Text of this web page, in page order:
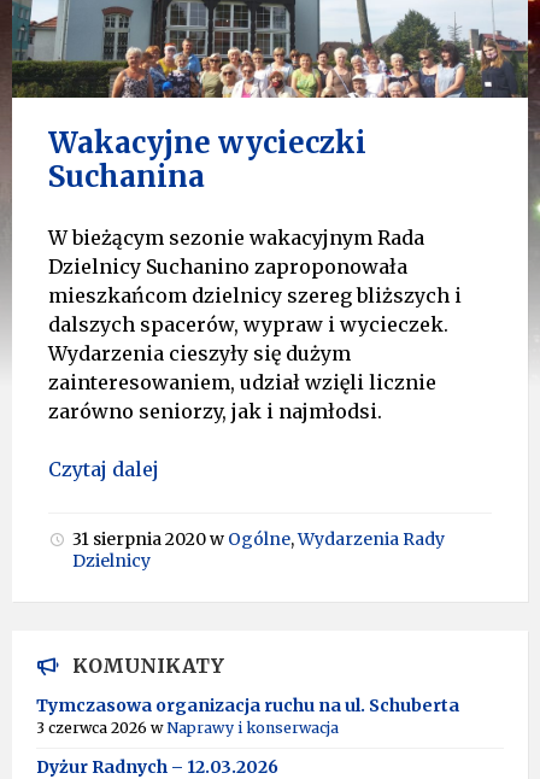
Wakacyjne wycieczki
Suchanina
W bieżącym sezonie wakacyjnym Rada
Dzielnicy Suchanino zaproponowała
mieszkańcom dzielnicy szereg bliższych i
dalszych spacerów, wypraw i wycieczek.
Wydarzenia cieszyły się dużym
zainteresowaniem, udział wzięli licznie
zarówno seniorzy, jak i najmłodsi.
Czytaj dalej
31 sierpnia 2020w Ogólne,Wydarzenia Rady
Dzielnicy
KOMUNIKATY
Tymczasowa organizacja ruchu na ul. Schuberta
3 czerwca 2026 wNaprawy i konserwacja
Dyżur Radnych – 12.03.2026